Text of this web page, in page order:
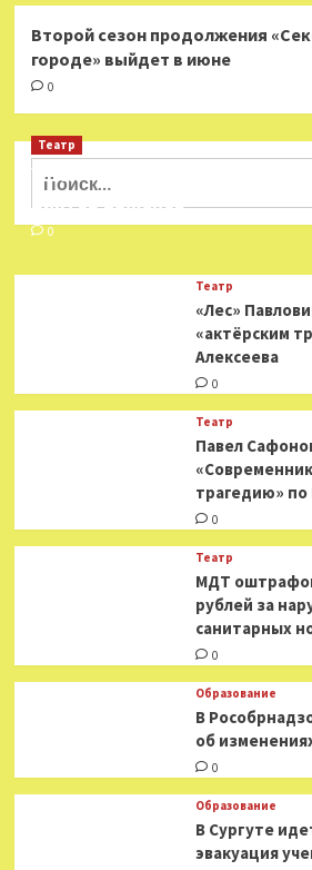
Второй сезон продолжения
городе» выйдет в июне
0
Найти:
Театр
Ушёл из жизни театральный
Виктор Баженов
0
Театр
«Лес»
«актёрским
Алексеева
0
Театр
Павел
трагедию» по
0
Театр
МДТ
рублей за
санитарных
0
Образование
В
об
0
Образование
В Сургуте
эвакуация